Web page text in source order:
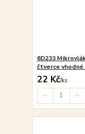
6D233
čtverce vhodné
22 Kč/ks